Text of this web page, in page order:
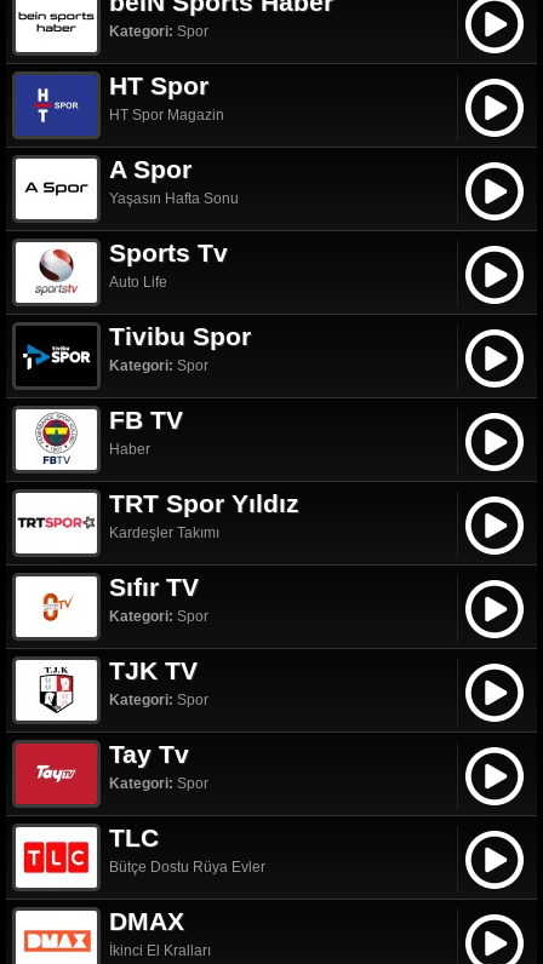
Kategori: Spor
HT Spor
HT Spor Magazin
A Spor
Yaşasın Hafta Sonu
Sports Tv
Auto Life
Tivibu Spor
Kategori: Spor
FB TV
Haber
TRT Spor Yıldız
Kardeşler Takımı
Sıfır TV
Kategori: Spor
TJK TV
Kategori: Spor
Tay Tv
Kategori: Spor
TLC
Bütçe Dostu Rüya Evler
DMAX
İkinci El Kralları